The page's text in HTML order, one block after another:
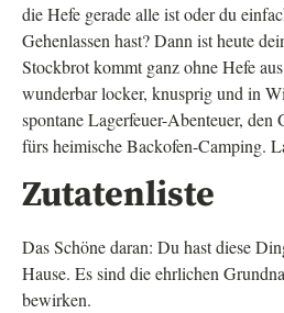
die Hefe gerade alle ist oder du
Gehenlassen hast? Dann ist heute
Stockbrot kommt ganz ohne Hefe
wunderbar locker, knusprig und in
spontane Lagerfeuer-Abenteuer,
fürs heimische Backofen-Camping.
Zutatenliste
Das Schöne daran: Du hast diese
Hause. Es sind die ehrlichen
bewirken.